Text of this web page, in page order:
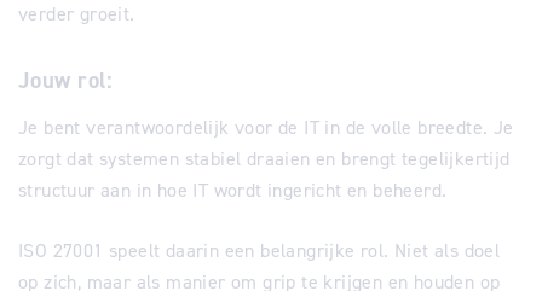
verder groeit.
Jouw rol:
Je bent verantwoordelijk voor de IT in de volle breedte. Je
zorgt dat systemen stabiel draaien en brengt tegelijkertijd
structuur aan in hoe IT wordt ingericht en beheerd.
ISO 27001 speelt daarin een belangrijke rol. Niet als doel
op zich, maar als manier om grip te krijgen en houden op